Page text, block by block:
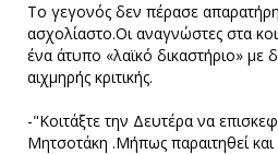
Το γεγονός δεν πέρασε
ασχολίαστο.Οι αναγνώστες στα
ένα άτυπο «λαϊκό δικαστήριο» με
αιχμηρής κριτικής.
-"Κοιτάξτε την Δευτέρα να
Μητσοτάκη .Μήπως παραιτηθεί και